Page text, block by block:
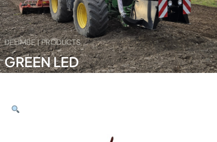
DELIMBE | PRODUCTS
GREEN LED